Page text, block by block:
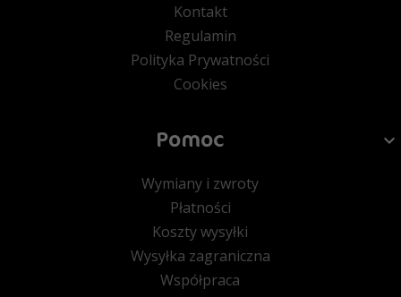
Kontakt
Regulamin
Polityka Prywatności
Cookies
Pomoc
Wymiany i zwroty
Płatności
Koszty wysyłki
Wysyłka zagraniczna
Współpraca